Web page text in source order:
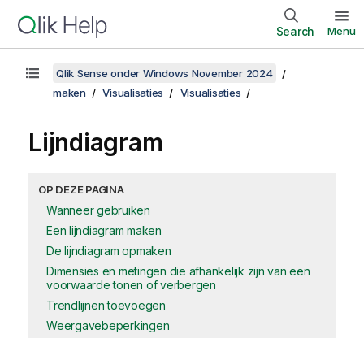
Search Menu
Qlik Sense onder Windows November 2024
maken
Visualisaties Visualisaties
Lijndiagram
OP DEZE PAGINA
Wanneer gebruiken
Een lijndiagram maken
De lijndiagram opmaken
Dimensies en metingen die afhankelijk zijn van een
voorwaarde tonen of verbergen
Trendlijnen toevoegen
Weergavebeperkingen